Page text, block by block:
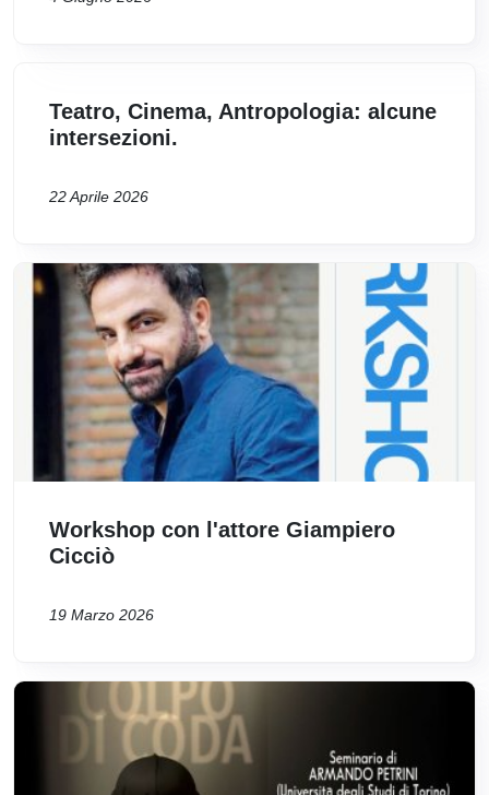
Teatro, Cinema, Antropologia: alcune
intersezioni.
22 Aprile 2026
Immagine
Workshop con l'attore Giampiero
Cicciò
19 Marzo 2026
Immagine